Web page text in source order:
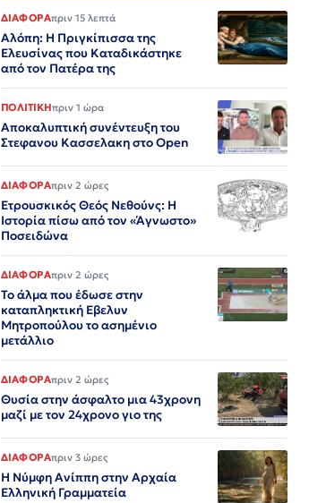
ΔΙΑΦΟΡΑπριν 15 λεπτά
Αλόπη: Η Πριγκίπισσα της
Ελευσίνας που Καταδικάστηκε
από τον Πατέρα της
ΠΟΛΙΤΙΚΗπριν 1 ώρα
Αποκαλυπτική συνέντευξη του
Στεφανου Κασσελακη στο Open
ΔΙΑΦΟΡΑπριν 2 ώρες
Ετρουσκικός Θεός Νεθούνς: Η
Ιστορία πίσω από τον «Άγνωστο»
Ποσειδώνα
ΔΙΑΦΟΡΑπριν 2 ώρες
Το άλμα που έδωσε στην
καταπληκτική Εβελυν
Μητροπούλου το ασημένιο
μετάλλιο
ΔΙΑΦΟΡΑπριν 2 ώρες
Θυσία στην άσφαλτο μια 43χρονη
μαζί με τον 24χρονο γιο της
ΔΙΑΦΟΡΑπριν 3 ώρες
Η Νύμφη Ανίππη στην Αρχαία
Ελληνική Γραμματεία